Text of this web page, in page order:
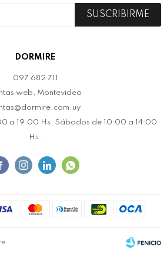
DORMIRE
097 682 711
web, Montevideo
a 19:00 Hs. Sábados de 10:00 a 14:00
Hs.
  
SUSCRIBIRME